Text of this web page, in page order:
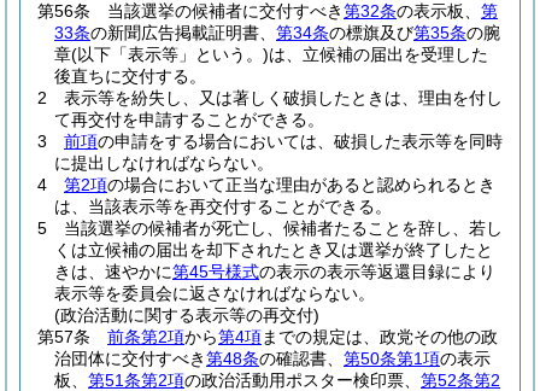
第56条
当該選挙の候補者に交付すべき第32条の表示板、 第
33条の新聞広告掲載証明書、 第34条の標旗及び第35条の腕
章(以下「表示等」という。)は、立候補の届出を受理した
後直ちに交付する。
2
表示等を紛失し、又は著しく破損したときは、理由を付し
て再交付を申請することができる。
3
前項の申請をする場合においては、破損した表示等を同時
に提出しなければならない。
4
第2項の場合において正当な理由があると認められるとき
は、当該表示等を再交付することができる。
5
当該選挙の候補者が死亡し、候補者たることを辞し、若し
くは立候補の届出を却下されたとき又は選挙が終了したと
きは、速やかに第45号様式の表示の表示等返還目録により
表示等を委員会に返さなければならない。
(政治活動に関する表示等の再交付)
第57条
前条第2項から第4項までの規定は、政党その他の政
治団体に交付すべき第48条の確認書、 第50条第1項の表示
板、 第51条第2項の政治活動用ポスター検印票、 第52条第2